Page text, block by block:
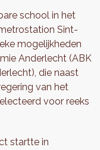
school in het
Sint-
mogelijkheden
Anderlecht (ABK
die naast
van het
voor reeks
startte in